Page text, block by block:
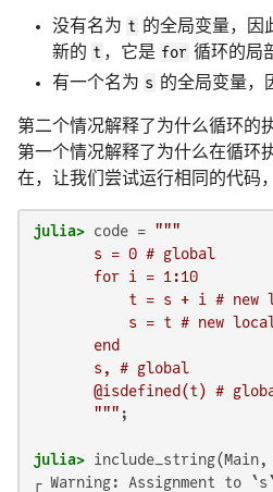
没有名为 t 的全局变量，因
新的 t ，它是 for 循环的局
有一个名为 s 的全局变量，
第二个情况解释了为什么循环的
第一个情况解释了为什么在循环
在，让我们尝试运行相同的代码
julia> code = """
       s = 0 # global
       for i = 1:10
t = s + i # new
s = t # new
       end
       s, # global
@isdefined(t) #
       """
julia>
┌ Warning: Assignment to